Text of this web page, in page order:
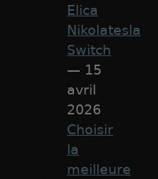
Elica
Nikolatesla
Switch
— 15
avril
2026
Choisir
la
meilleure